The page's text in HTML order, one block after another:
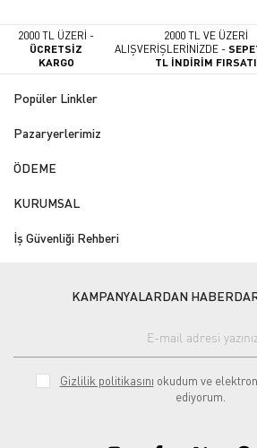
2000 TL ÜZERİ -
ÜCRETSİZ
KARGO
2000 TL VE ÜZERİ
ALIŞVERİŞLERİNİZDE -
TL İNDİRİM FIRSATI
Popüler Linkler
Pazaryerlerimiz
ÖDEME
KURUMSAL
İş Güvenliği Rehberi
KAMPANYALARDAN
Gizlilik politikasını okudum ve
ediyorum.